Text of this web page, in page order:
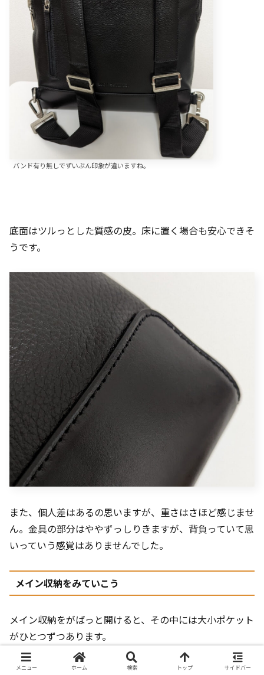
バンド有り無しでずいぶん印象が違いますね。
底面はツルっとした質感の皮。床に置く場合も安心できそ
うです。
また、個人差はあるの思いますが、重さはさほど感じませ
ん。金具の部分はややずっしりきますが、背負っていて思
いっていう感覚はありませんでした。
メイン収納をみていこう
メイン収納をがばっと開けると、その中には大小ポケット
がひとつずつあります。
メニュー ホーム 検索 トップ サイドバー